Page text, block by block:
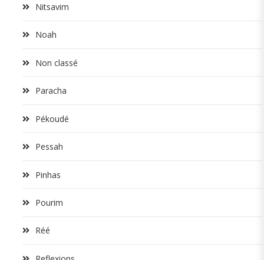
Nitsavim
Noah
Non classé
Paracha
Pékoudé
Pessah
Pinhas
Pourim
Réé